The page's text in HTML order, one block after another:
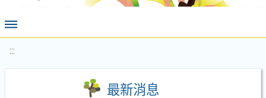
:::
最新消息